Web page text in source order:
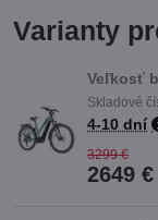
Varianty
Veľkosť
Skladové
4-10 dní
3299 €
2649 €